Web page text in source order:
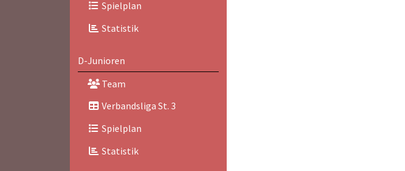
Spielplan
Statistik
D-Junioren
Team
Verbandsliga St. 3
Spielplan
Statistik